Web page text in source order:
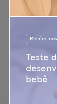
Recém-
Teste
bebê